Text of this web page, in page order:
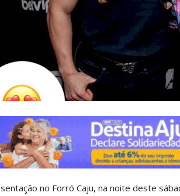
no Forró Caju, na noite deste
/ Jornalista Fev 24, 2026